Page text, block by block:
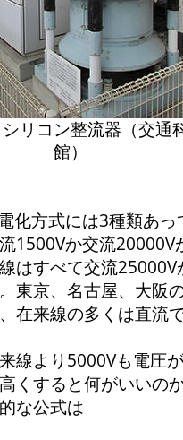
リコン整流器（交通
館）
化方式には3種類あっ
1500Vか交流20000V
はすべて交流25000V
東京、名古屋、大阪
在来線の多くは直流で
線より5000Vも電圧
くすると何がいいのか
な公式は